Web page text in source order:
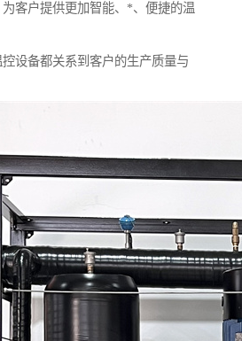
客户提供更加智能、*、便捷的温
设备都关系到客户的生产质量与